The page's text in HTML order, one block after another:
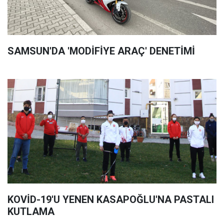
SAMSUN'DA 'MODİFİYE ARAÇ' DENETİMİ
KOVİD-19'U YENEN KASAPOĞLU'NA PASTALI
KUTLAMA